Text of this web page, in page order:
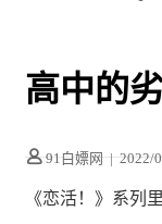
高中的
91白嫖网 | 2022/
《恋活！》系列